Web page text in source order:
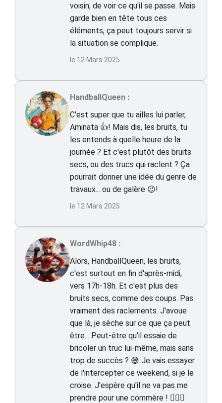
voisin, de voir ce qu'il se passe. Mais
garde bien en tête tous ces
éléments, ça peut toujours servir si
la situation se complique.
le 12 Mars 2025
HandballQueen :
C'est super que tu ailles lui parler,
Aminata 👍! Mais dis, les bruits, tu
les entends à quelle heure de la
journée ? Et c'est plutôt des bruits
secs, ou des trucs qui raclent ? Ça
pourrait donner une idée du genre de
travaux... ou de galère 😉!
le 12 Mars 2025
WordWhip48 :
Alors, HandballQueen, les bruits,
c'est surtout en fin d'après-midi,
vers 17h-18h. Et c'est plus des
bruits secs, comme des coups. Pas
vraiment des raclements. J'avoue
que là, je sèche sur ce que ça peut
être... Peut-être qu'il essaie de
bricoler un truc lui-même, mais sans
trop de succès ? 😅 Je vais essayer
de l'intercepter ce weekend, si je le
croise. J'espère qu'il ne va pas me
prendre pour une commère ! 🤦🏻‍♀️